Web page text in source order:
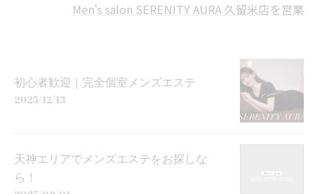
Men's salon SERENITY AURA 久留米店を営業
初心者歓迎｜完全個室メンズエステ
2025/12/13
天神エリアでメンズエステをお探しな
ら！